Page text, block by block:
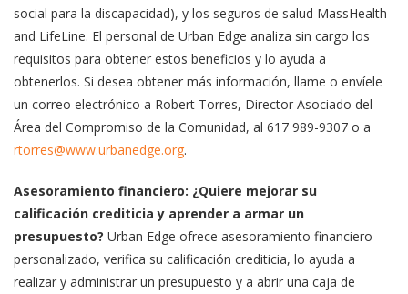
social para la discapacidad), y los seguros de salud MassHealth
and LifeLine. El personal de Urban Edge analiza sin cargo los
requisitos para obtener estos beneficios y lo ayuda a
obtenerlos. Si desea obtener más información, llame o envíele
un correo electrónico a Robert Torres, Director Asociado del
Área del Compromiso de la Comunidad, al 617 989-9307 o a
rtorres@www.urbanedge.org.
Asesoramiento financiero: ¿Quiere mejorar su
calificación crediticia y aprender a armar un
presupuesto? Urban Edge ofrece asesoramiento financiero
personalizado, verifica su calificación crediticia, lo ayuda a
realizar y administrar un presupuesto y a abrir una caja de